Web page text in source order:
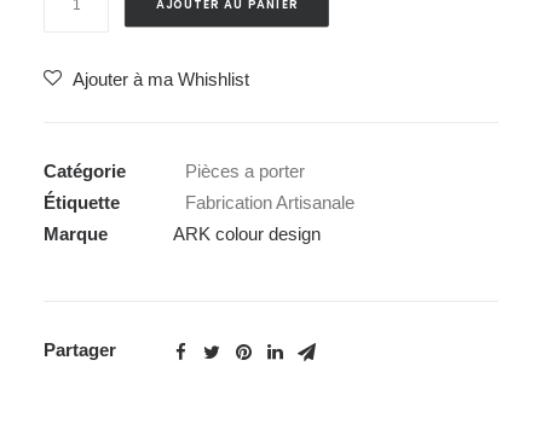
Clés
ARK
colour
design
AJOUTER AU PANIER
Ajouter à ma Whishlist
Catégorie
Pièces a porter
Étiquette
Fabrication Artisanale
Marque
ARK colour design
Partager